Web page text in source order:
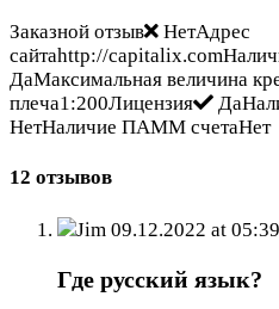
Заказной отзыв
НетАдрес
сайтаhttp://
ДаМаксимальная величина
плеча1:200Лицензия
НетНаличие ПАММ счетаНет
12 отзывов
Jim 09.12.2022 at 05:39
Где русский язык?